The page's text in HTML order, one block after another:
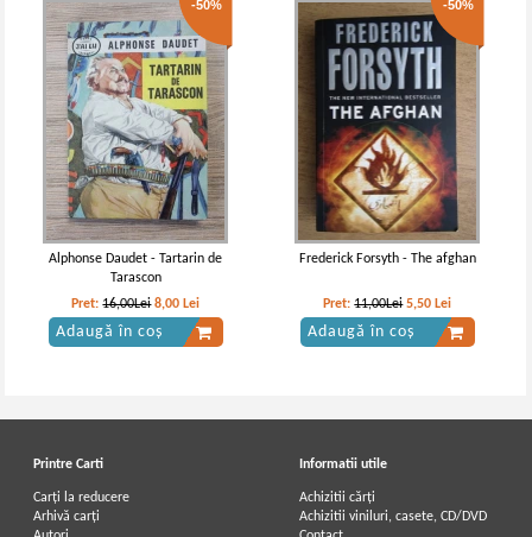
-50%
Alphonse Daudet - Tartarin de
Tarascon
Pret:16,00Lei 8,00 Lei
Adaugă în coș
-50%
Frederick Forsyth - The afghan
Pret:11,00Lei 5,50 Lei
Adaugă în coș
Printre Carti
Carți la reducere
Arhivă carți
Informatii utile
Achizitii cărți
Achizitii viniluri, casete, CD/DVD